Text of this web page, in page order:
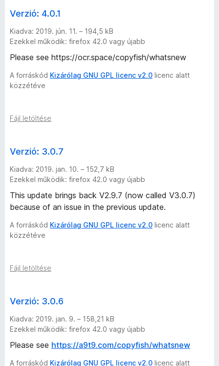
Verzió: 4.0.1
Kiadva: 2019. jún. 11. – 194,5 kB
Ezekkel működik: firefox 42.0 vagy újabb
Please see https://ocr.space/copyfish/whatsnew
A forráskód Kizárólag GNU GPL licenc v2.0 licenc alatt
közzétéve
Fájl letöltése
Verzió: 3.0.7
Kiadva: 2019. jan. 10. – 152,7 kB
Ezekkel működik: firefox 42.0 vagy újabb
This update brings back V2.9.7 (now called V3.0.7)
because of an issue in the previous update.
A forráskód Kizárólag GNU GPL licenc v2.0 licenc alatt
közzétéve
Fájl letöltése
Verzió: 3.0.6
Kiadva: 2019. jan. 9. – 158,21 kB
Ezekkel működik: firefox 42.0 vagy újabb
Please see https://a9t9.com/copyfish/whatsnew
A forráskód Kizárólag GNU GPL licenc v2.0 licenc alatt